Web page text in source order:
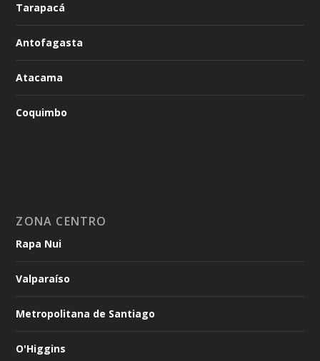
Tarapacá
Antofagasta
Atacama
Coquimbo
ZONA CENTRO
Rapa Nui
Valparaíso
Metropolitana de Santiago
O'Higgins